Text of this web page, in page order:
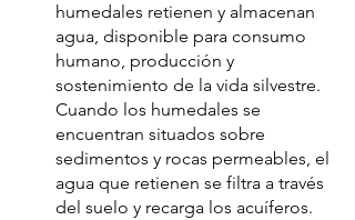
humedales retienen y almacenan
agua, disponible para consumo
humano, producción y
sostenimiento de la vida silvestre.
Cuando los humedales se
encuentran situados sobre
sedimentos y rocas permeables, el
agua que retienen se filtra a través
del suelo y recarga los acuíferos.